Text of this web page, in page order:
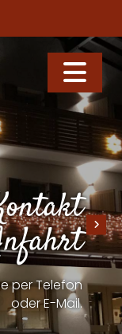
per Telefon
oder E-Mail.